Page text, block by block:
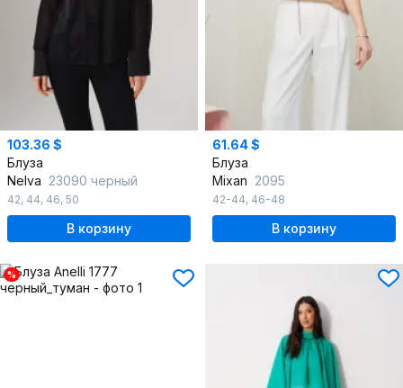
103.36 $
Блуза
Nelva 23090 черный
42, 44, 46, 50
В корзину
61.64 $
Блуза
Mixan 2095
42-44, 46-48
В корзину
%